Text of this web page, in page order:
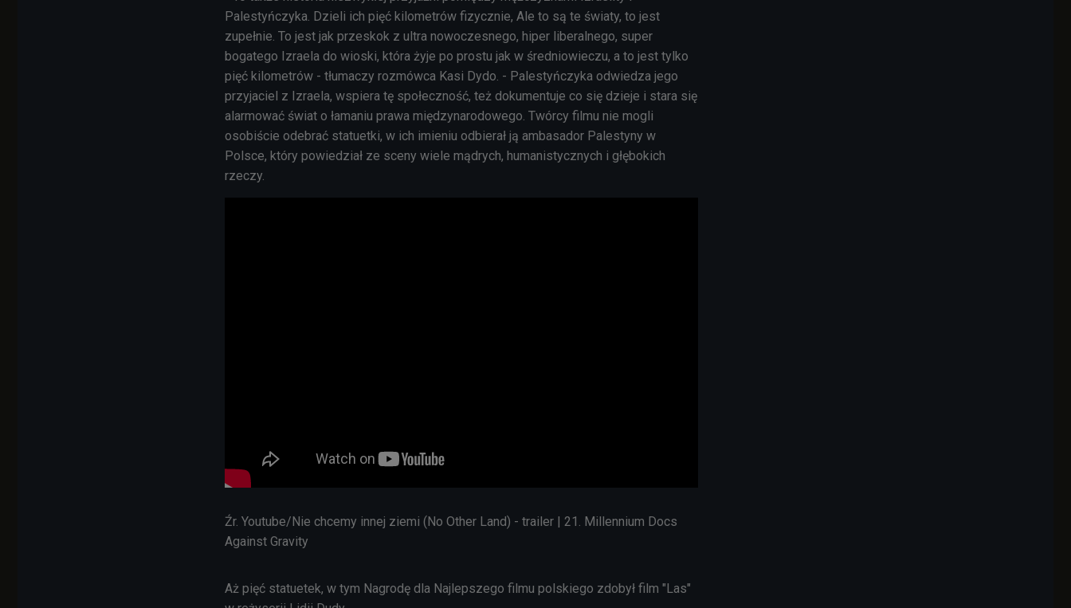
Palestyńczyka. Dzieli ich pięć kilometrów fizycznie, Ale to są te światy, to jest
zupełnie. To jest jak przeskok z ultra nowoczesnego, hiper liberalnego, super
bogatego Izraela do wioski, która żyje po prostu jak w średniowieczu, a to jest tylko
pięć kilometrów - tłumaczy rozmówca Kasi Dydo. - Palestyńczyka odwiedza jego
przyjaciel z Izraela, wspiera tę społeczność, też dokumentuje co się dzieje i stara się
alarmować świat o łamaniu prawa międzynarodowego. Twórcy filmu nie mogli
osobiście odebrać statuetki, w ich imieniu odbierał ją ambasador Palestyny w
Polsce, który powiedział ze sceny wiele mądrych, humanistycznych i głębokich
rzeczy.
Źr. Youtube/Nie chcemy innej ziemi (No Other Land) - trailer | 21. Millennium Docs
Against Gravity
Aż pięć statuetek, w tym Nagrodę dla Najlepszego filmu polskiego zdobył film "Las"